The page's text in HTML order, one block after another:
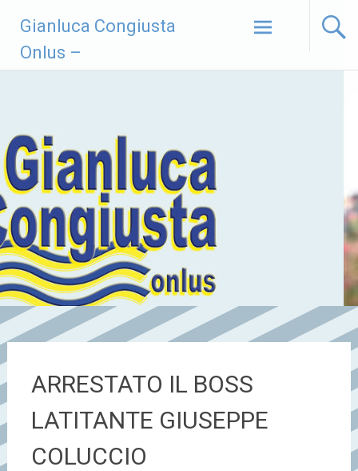
contenuto
Gianluca Congiusta
Onlus –
ARRESTATO IL BOSS
LATITANTE GIUSEPPE
COLUCCIO